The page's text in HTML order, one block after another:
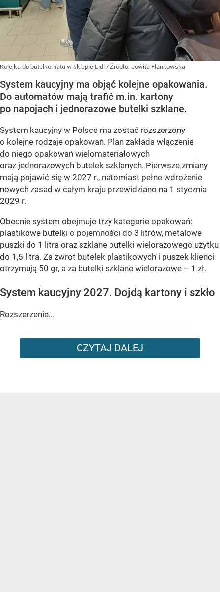
Kolejka do butelkomatu w sklepie Lidl / Źródło: Jowita Flankowska
System kaucyjny ma objąć kolejne opakowania.
Do automatów mają trafić m.in. kartony
po napojach i jednorazowe butelki szklane.
System kaucyjny w Polsce ma zostać rozszerzony
o kolejne rodzaje opakowań. Plan zakłada włączenie
do niego opakowań wielomateriałowych
oraz jednorazowych butelek szklanych. Pierwsze zmiany
mają pojawić się w 2027 r., natomiast pełne wdrożenie
nowych zasad w całym kraju przewidziano na 1 stycznia
2029 r.
Obecnie system obejmuje trzy kategorie opakowań:
plastikowe butelki o pojemności do 3 litrów, metalowe
puszki do 1 litra oraz szklane butelki wielorazowego użytku
do 1,5 litra. Za zwrot butelek plastikowych i puszek klienci
otrzymują 50 gr, a za butelki szklane wielorazowe – 1 zł.
System kaucyjny 2027. Dojdą kartony i szkło
Rozszerzenie...
CZYTAJ DALEJ